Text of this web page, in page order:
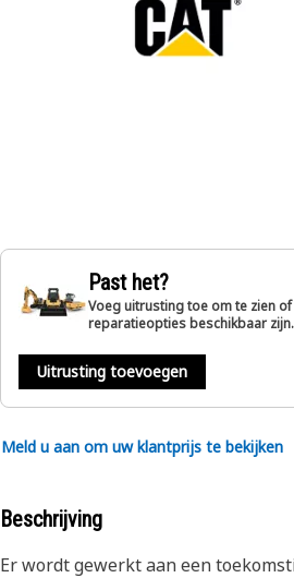
Past het?
Voeg uitrusting toe om te zien
reparatieopties beschikbaar zijn.
Uitrusting toevoegen
Meld u aan om uw klantprijs te bekijken
Beschrijving
Er wordt gewerkt aan een